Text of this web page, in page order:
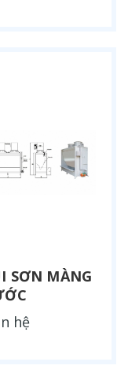
SƠN MÀNG
hệ